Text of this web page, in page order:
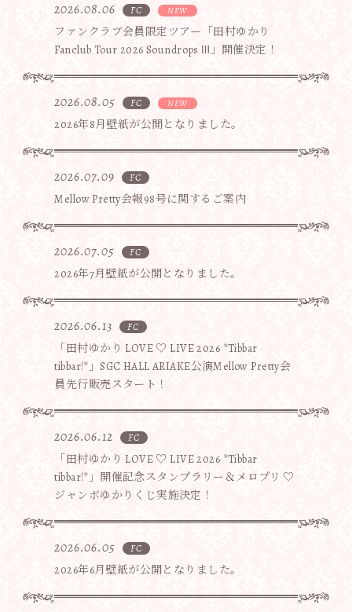
2026.08.06 FC
ファンクラブ会員限定ツアー「田村ゆかり
Fanclub Tour 2026 Soundrops Ⅲ」開催決定！
2026.08.05 FC
2026年8月壁紙が公開となりました。
2026.07.09 FC
Mellow Pretty会報98号に関するご案内
2026.07.05 FC
2026年7月壁紙が公開となりました。
2026.06.13 FC
「田村ゆかり LOVE ♡ LIVE 2026 *Tibbar
tibbar!*」SGC HALL ARIAKE公演Mellow Pretty会
員先行販売スタート！
2026.06.12 FC
「田村ゆかり LOVE ♡ LIVE 2026 *Tibbar
tibbar!*」開催記念スタンプラリー＆メロプリ ♡
ジャンボゆかりくじ実施決定！
2026.06.05 FC
2026年6月壁紙が公開となりました。